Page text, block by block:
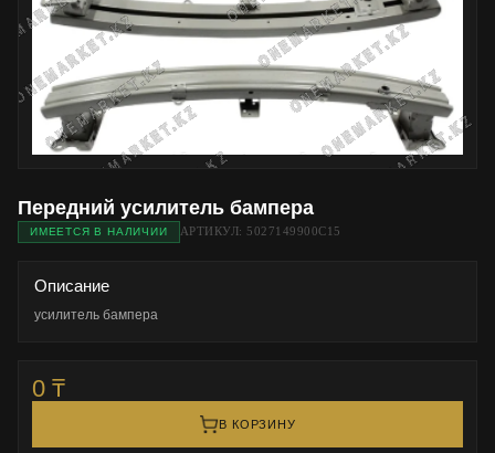
Передний усилитель бампера
ИМЕЕТСЯ В НАЛИЧИИ АРТИКУЛ: 5027149900C15
Описание
усилитель бампера
0 ₸
В КОРЗИНУ